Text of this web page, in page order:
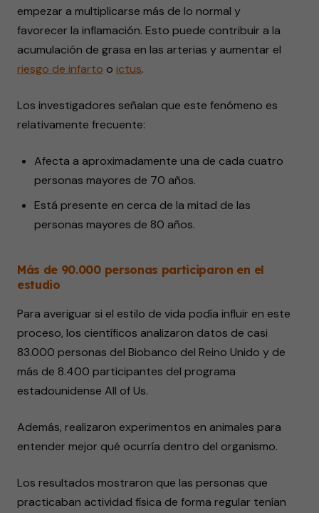
empezar a multiplicarse más de lo normal y
favorecer la inflamación. Esto puede contribuir a la
acumulación de grasa en las arterias y aumentar el
riesgo de infarto o ictus.
Los investigadores señalan que este fenómeno es
relativamente frecuente:
Afecta a aproximadamente una de cada cuatro
personas mayores de 70 años.
Está presente en cerca de la mitad de las
personas mayores de 80 años.
Más de 90.000 personas participaron en el
estudio
Para averiguar si el estilo de vida podía influir en este
proceso, los científicos analizaron datos de casi
83.000 personas del Biobanco del Reino Unido y de
más de 8.400 participantes del programa
estadounidense All of Us.
Además, realizaron experimentos en animales para
entender mejor qué ocurría dentro del organismo.
Los resultados mostraron que las personas que
practicaban actividad física de forma regular tenían